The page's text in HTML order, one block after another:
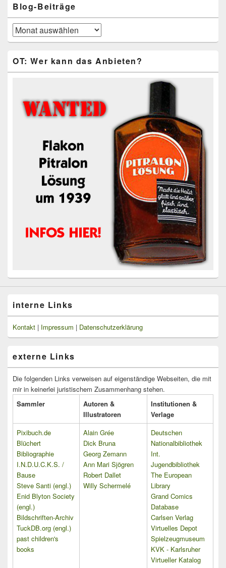
Blog-Beiträge
Blog-
Beiträge
OT: Wer kann das Anbieten?
interne Links
Kontakt | Impressum | Datenschutzerklärung
externe Links
Die folgenden Links verweisen auf eigenständige Webseiten, die mit
mir in keinerlei juristischem Zusammenhang stehen.
Sammler
Autoren &
Illustratoren
Institutionen &
Verlage
Pixibuch.de
Blüchert
Bibliographie
I.N.D.U.C.K.S. /
Bause
Steve Santi (engl.)
Enid Blyton Society
(engl.)
Bildschriften-Archiv
TuckDB.org (engl.)
past children's
books
Alain Grée
Dick Bruna
Georg Zemann
Ann Mari Sjögren
Robert Dallet
Willy Schermelé
Deutschen
Nationalbibliothek
Int.
Jugendbibliothek
The European
Library
Grand Comics
Database
Carlsen Verlag
Virtuelles Depot
Spielzeugmuseum
KVK - Karlsruher
Virtueller Katalog